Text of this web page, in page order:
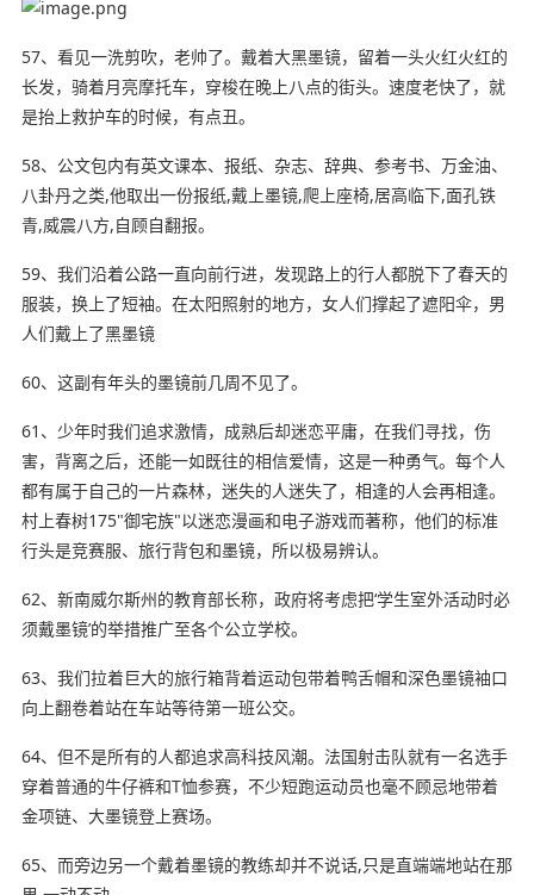
57、看见一洗剪吹，老帅了。戴着大黑墨镜，留着一头火红火红的
长发，骑着月亮摩托车，穿梭在晚上八点的街头。速度老快了，就
是抬上救护车的时候，有点丑。
58、公文包内有英文课本、报纸、杂志、辞典、参考书、万金油、
八卦丹之类,他取出一份报纸,戴上墨镜,爬上座椅,居高临下,面孔铁
青,威震八方,自顾自翻报。
59、我们沿着公路一直向前行进，发现路上的行人都脱下了春天的
服装，换上了短袖。在太阳照射的地方，女人们撑起了遮阳伞，男
人们戴上了黑墨镜
60、这副有年头的墨镜前几周不见了。
61、少年时我们追求激情，成熟后却迷恋平庸，在我们寻找，伤
害，背离之后，还能一如既往的相信爱情，这是一种勇气。每个人
都有属于自己的一片森林，迷失的人迷失了，相逢的人会再相逢。
村上春树175"御宅族"以迷恋漫画和电子游戏而著称，他们的标准
行头是竞赛服、旅行背包和墨镜，所以极易辨认。
62、新南威尔斯州的教育部长称，政府将考虑把‘学生室外活动时必
须戴墨镜’的举措推广至各个公立学校。
63、我们拉着巨大的旅行箱背着运动包带着鸭舌帽和深色墨镜袖口
向上翻卷着站在车站等待第一班公交。
64、但不是所有的人都追求高科技风潮。法国射击队就有一名选手
穿着普通的牛仔裤和T恤参赛，不少短跑运动员也毫不顾忌地带着
金项链、大墨镜登上赛场。
65、而旁边另一个戴着墨镜的教练却并不说话,只是直端端地站在那